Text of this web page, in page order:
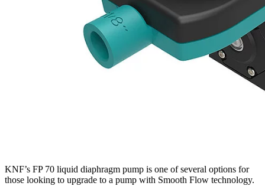
KNF’s FP 70 liquid diaphragm pump is one of several options for
those looking to upgrade to a pump with Smooth Flow technology.